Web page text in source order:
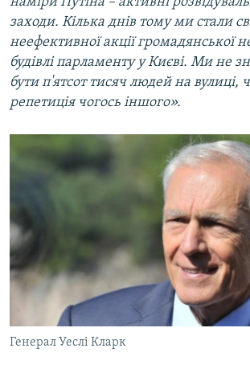
заходи. Кілька днів тому ми стали
неефективної акції громадянської
будівлі парламенту у Києві. Ми не
бути п'ятсот тисяч людей на вулиці,
репетиція чогось іншого».
Генерал Уеслі Кларк